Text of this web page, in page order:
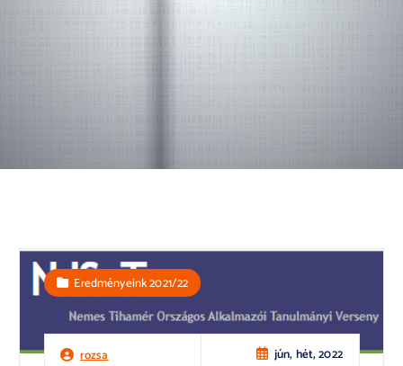
rozsa jún, hét, 2022
Eredményeink 2021/22